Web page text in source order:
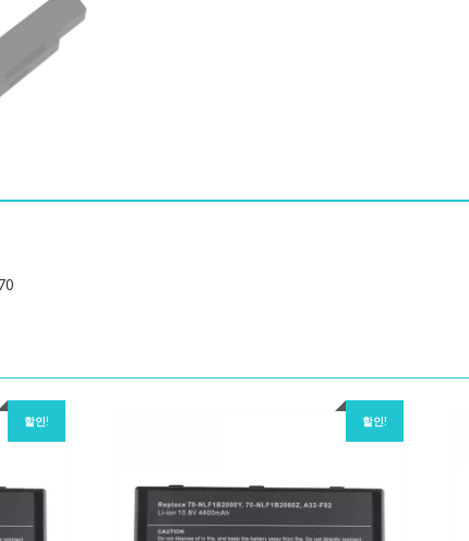
할인! 할인!